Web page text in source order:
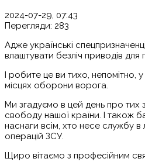
2024-07-29, 07:43
Перегляди: 283
Адже українські
влаштувати безліч приводів для
І робите це ви тихо, непомітно,
місцях оборони ворога.
Ми згадуємо в цей день про тих
свободу нашої країни. І також
наснаги всім, хто несе службу в
операцій ЗСУ.
Щиро вітаємо з професійним